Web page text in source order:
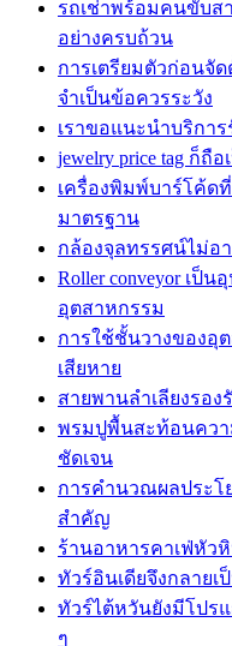
รถเช่าพร้อมคนขับส
อย่างครบถ้วน
การเตรียมตัวก่อนจั
จำเป็นข้อควรระวัง
เราขอแนะนำบริกา
jewelry price tag ก็
เครื่องพิมพ์บาร์โค้ด
มาตรฐาน
กล้องจุลทรรศน์ไม่อ
Roller conveyor เ
อุตสาหกรรม
การใช้ชั้นวางของอุ
เสียหาย
สายพานลำเลียงรอ
พรมปูพื้นสะท้อนควา
ชัดเจน
การคำนวณผลประโ
สำคัญ
ร้านอาหารคาเฟ่หัว
ทัวร์อินเดียจึงกลายเ
ทัวร์ไต้หวันยังมีโปร
ๆ